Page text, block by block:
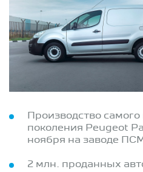
Производство
поколения Peugeot
ноября на заводе
2 млн. проданных